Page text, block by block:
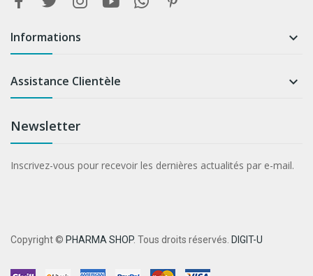
Informations 
Assistance Clientèle 
Newsletter
Inscrivez-vous pour recevoir les dernières actualités par e-mail.
Copyright © PHARMA SHOP. Tous droits réservés. DIGIT-U